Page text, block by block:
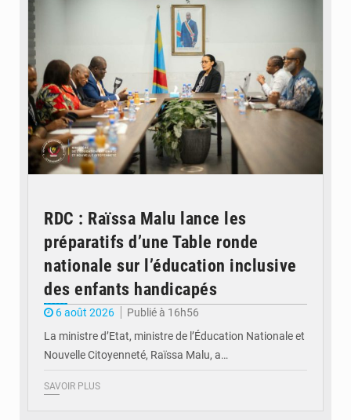
RDC : Raïssa Malu lance les
préparatifs d’une Table ronde
nationale sur l’éducation inclusive
des enfants handicapés
6 août 2026
Publié à 16h56
La ministre d’Etat, ministre de l’Éducation Nationale et
Nouvelle Citoyenneté, Raïssa Malu, a…
SAVOIR PLUS